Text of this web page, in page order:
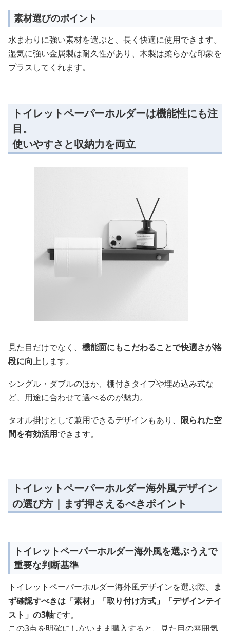
素材選びのポイント
水まわりに強い素材を選ぶと、長く快適に使用できます。
湿気に強い金属製は耐久性があり、木製は柔らかな印象を
プラスしてくれます。
トイレットペーパーホルダーは機能性にも注
目。
使いやすさと収納力を両立
見た目だけでなく、 機能面にもこだわることで快適さが格
段に向上します。
シングル・ダブルのほか、棚付きタイプや埋め込み式な
ど、用途に合わせて選べるのが魅力。
タオル掛けとして兼用できるデザインもあり、 限られた空
間を有効活用できます。
トイレットペーパーホルダー海外風デザイン
の選び方｜まず押さえるべきポイント
トイレットペーパーホルダー海外風を選ぶうえで
重要な判断基準
トイレットペーパーホルダー海外風デザインを選ぶ際、
ま
ず確認すべきは「素材」「取り付け方式」「デザインテイ
スト」の3軸です。
この3点を明確にしないまま購入すると、見た目の雰囲気